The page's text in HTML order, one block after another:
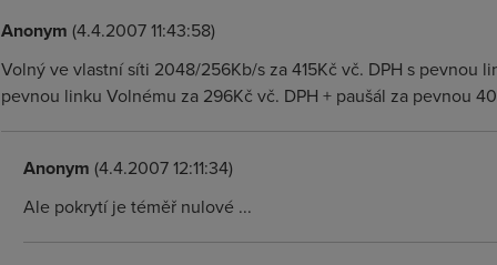
Anonym (4.4.2007 11:43:58)
Volný ve vlastní síti 2048/256Kb/s za 415Kč vč. DPH s pevnou
pevnou linku Volnému za 296Kč vč. DPH + paušál za pevnou
Anonym (4.4.2007 12:11:34)
Ale pokrytí je téměř nulové ...